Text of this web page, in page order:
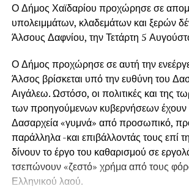
Ο Δήμος Χαϊδαρίου προχώρησε σε
υπολειμμάτων, κλαδεμάτων και ξερών
Άλσους Δαφνίου, την Τετάρτη 5
Ο Δήμος προχώρησε σε αυτή την
Άλσος βρίσκεται υπό την ευθύνη του
Αιγάλεω. Ωστόσο, οι πολιτικές και της
των προηγούμενων κυβερνήσεων έχουν
Δασαρχεία «γυμνά» από προσωπικό,
παράλληλα -και επιβάλλοντάς τους επί
δίνουν το έργο του καθαρισμού σε
τσεπώνουν «ζεστό» χρήμα από τους
Ελληνικού λαού.